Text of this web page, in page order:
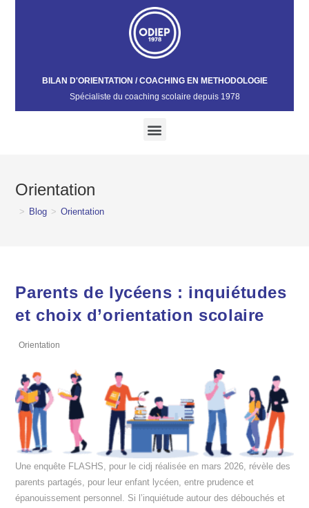
BILAN D'ORIENTATION / COACHING EN METHODOLOGIE
Spécialiste du coaching scolaire depuis 1978​
Orientation
> Blog > Orientation
Parents de lycéens : inquiétudes
et choix d’orientation scolaire
Orientation
Une enquête FLASHS, pour le cidj réalisée en mars 2026, révèle des
parents partagés, pour leur enfant lycéen, entre prudence et
épanouissement personnel. Si l’inquiétude autour des débouchés et